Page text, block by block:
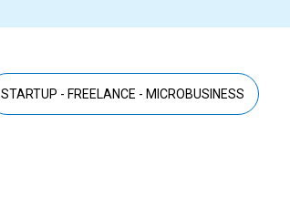
STARTUP - FREELANCE - MICROBUSINESS